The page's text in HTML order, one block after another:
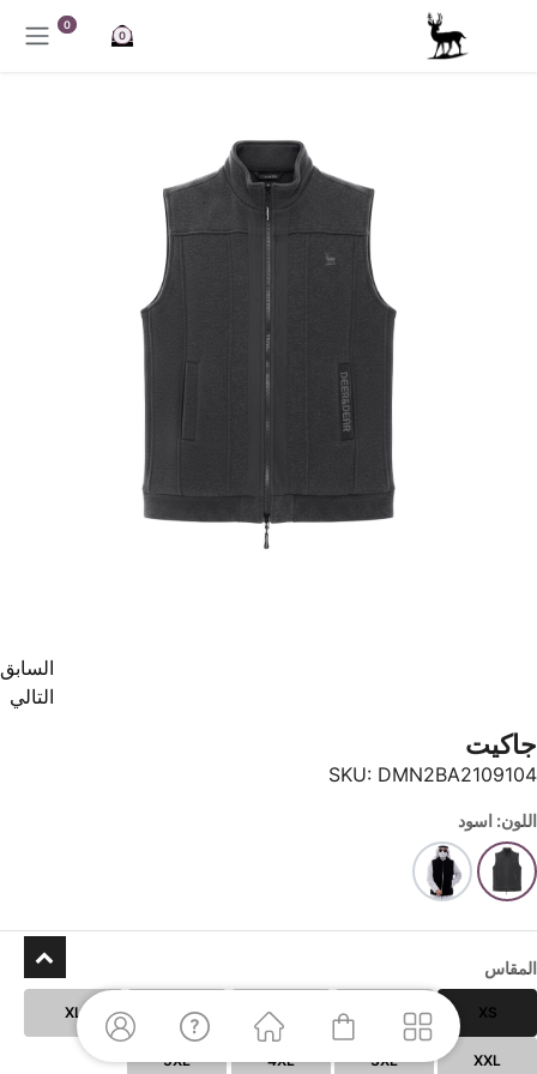
تخطي للذهاب إلى المحتوى
0
0
السابق
التالي
جاكيت
SKU: DMN2BA2109104
اللون: اسود
المقاس
XS
M
XL
XXL
3XL
4XL
5XL